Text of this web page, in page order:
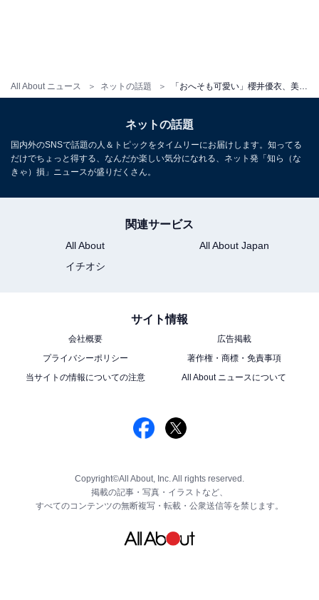
All About ニュース ネットの話題
ネットの話題
国内外のSNSで話題の人＆トピックをタイムリーにお届けします。知ってる
だけでちょっと得する、なんだか楽しい気分になれる、ネット発「知ら（な
きゃ）損」ニュースが盛りだくさん。
関連サービス
All About
All About Japan
イチオシ
サイト情報
会社概要
広告掲載
プライバシーポリシー
著作権・商標・免責事項
当サイトの情報についての注意
All About ニュースについて
Copyright©All About, Inc. All rights reserved.
掲載の記事・写真・イラストなど、
すべてのコンテンツの無断複写・転載・公衆送信等を禁じます。